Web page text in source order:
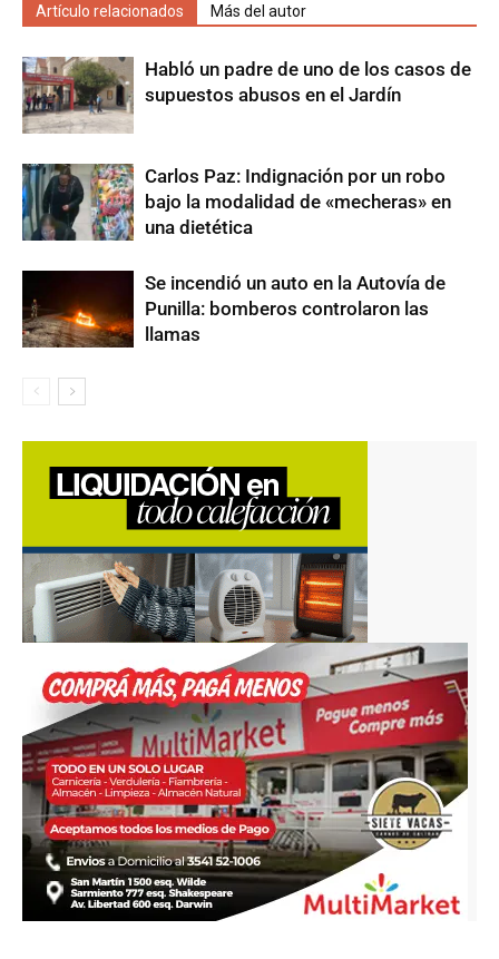
Artículo relacionados Más del autor
Habló un padre de uno de los casos de
supuestos abusos en el Jardín
Carlos Paz: Indignación por un robo
bajo la modalidad de «mecheras» en
una dietética
Se incendió un auto en la Autovía de
Punilla: bomberos controlaron las
llamas